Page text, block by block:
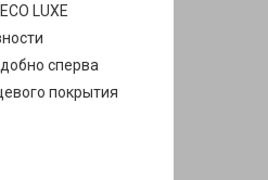
LUXE
сперва
покрытия